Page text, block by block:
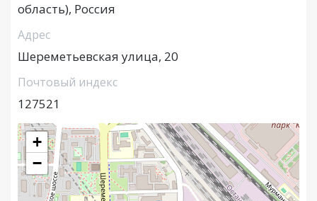
область), Россия
Адрес
Шереметьевская улица, 20
Почтовый индекс
127521
+
−